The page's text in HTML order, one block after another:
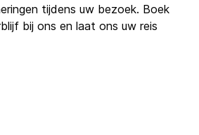
tijdens uw bezoek. Boek
bij ons en laat ons uw reis